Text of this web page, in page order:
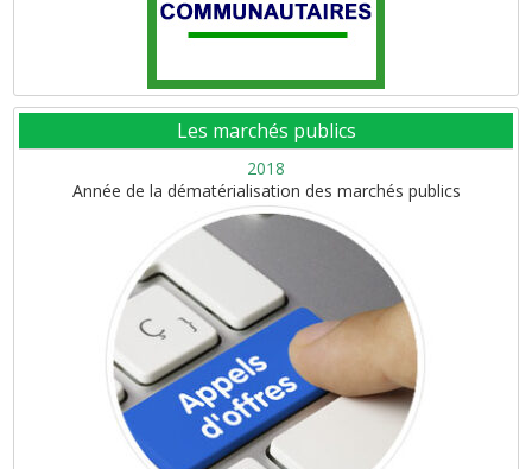
Les marchés publics
2018
Année de la dématérialisation des marchés publics